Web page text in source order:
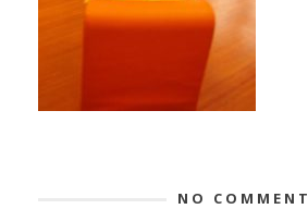
NO COMMENT